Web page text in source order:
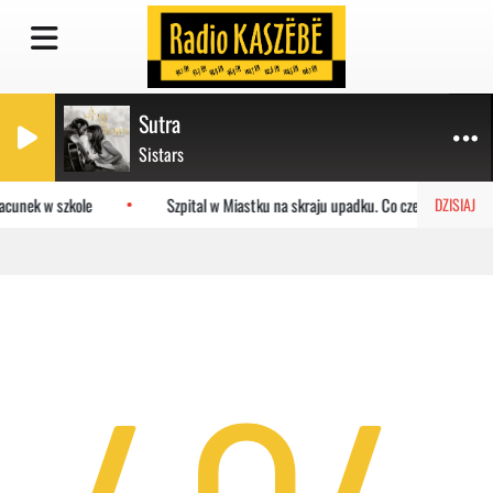
Sutra
Sistars
DZISIAJ
w szkole Szpital w Miastku na skraju upadku. Co czeka placówkę?